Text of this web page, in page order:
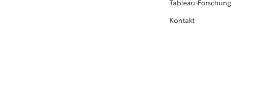
Tableau-Forschung
Kontakt